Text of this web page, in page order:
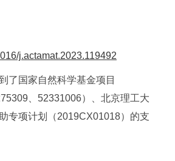
j.actamat.2023.119492
了国家自然科学基金项目
、52331006）、北京理工大
专项计划（2019CX01018）的支